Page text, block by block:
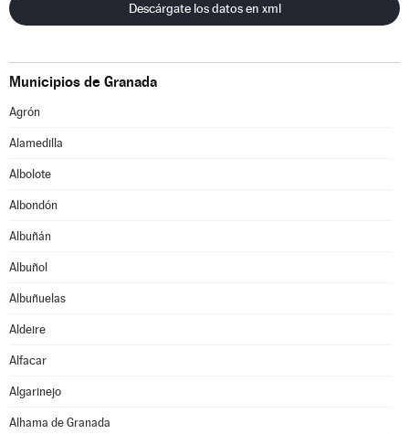
Descárgate los datos en xml
Municipios de Granada
Agrón
Alamedilla
Albolote
Albondón
Albuñán
Albuñol
Albuñuelas
Aldeire
Alfacar
Algarinejo
Alhama de Granada